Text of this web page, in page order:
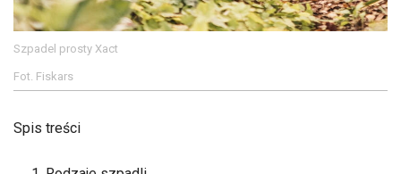
Szpadel prosty Xact
Fot. Fiskars
Spis treści